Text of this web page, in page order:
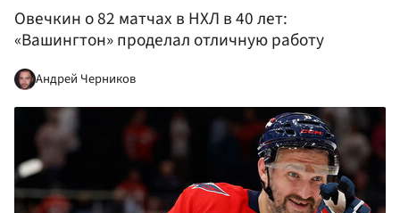
Овечкин о 82 матчах в НХЛ в 40 лет:
«Вашингтон» проделал отличную работу
Андрей Черников